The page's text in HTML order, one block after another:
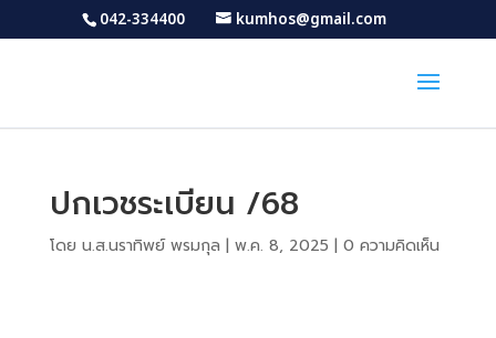
042-334400 kumhos@gmail.com
ปกเวชระเบียน /68
โดย น.ส.นราทิพย์ พรมกุล | พ.ค. 8, 2025 | 0 ความคิดเห็น